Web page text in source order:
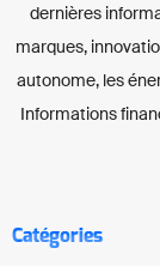
dernières
marques,
autonome, les
Informations
Catégories